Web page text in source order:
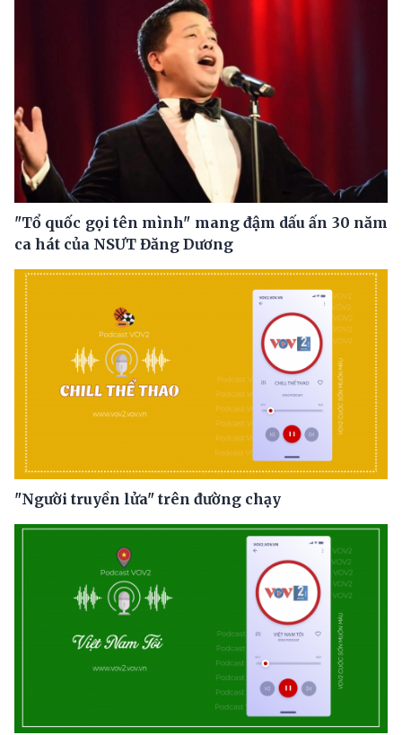
"Tổ quốc gọi tên mình" mang đậm dấu ấn 30 năm
ca hát của NSƯT Đăng Dương
"Người truyền lửa" trên đường chạy